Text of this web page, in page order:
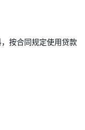
按合同规定使用贷款